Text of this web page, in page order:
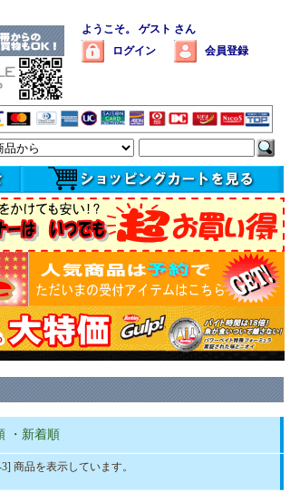
ようこそ。 ゲスト さん
ログイン
会員登録
・新着順
商品を表示しています。